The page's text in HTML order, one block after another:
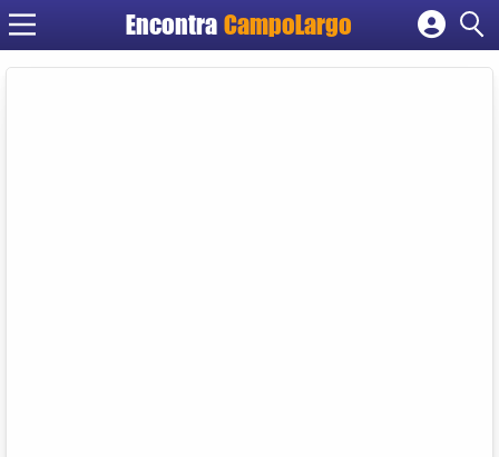
Encontra CampoLargo
Cadastrar empresa